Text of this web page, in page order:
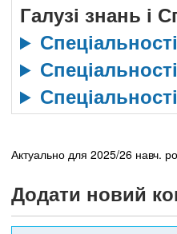
Галузі знань і
Актуально для 2025/26 навч.
Додати новий